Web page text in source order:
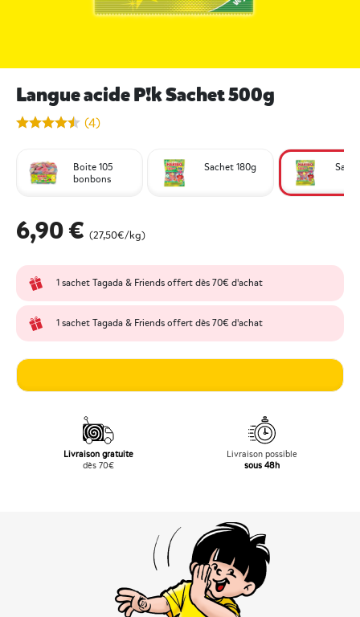
Langue acide P!k Sachet 500g
undefined out of 5 Customer Rating
(4)
Boite 105
bonbons
Sachet 180g
6,90 € (27,50€/kg)
1 sachet Tagada & Friends offert dès 70€ d'achat
1 sachet Tagada & Friends offert dès 70€ d'achat
Livraison gratuite
dès 70€
Livraison possible
sous 48h